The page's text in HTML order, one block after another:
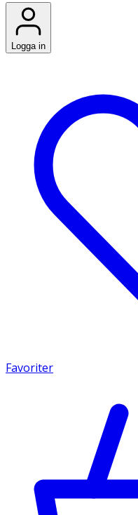
Logga in
Favoriter